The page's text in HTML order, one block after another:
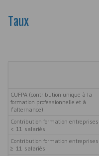
Taux
CUFPA (contribution unique à la
formation professionnelle et à
l’alternance)
Contribution formation entreprises
< 11 salariés
Contribution formation entreprises
≥ 11 salariés